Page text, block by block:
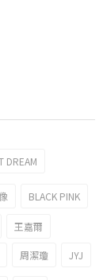
DREAM
BLACK PINK
王嘉爾
周潔瓊 JYJ